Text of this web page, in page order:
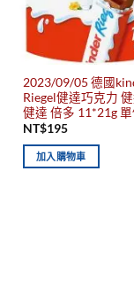
2023/09/05 德國
Riegel健達巧克力
健達 倍多 11*21g 單
NT$195
加入購物車